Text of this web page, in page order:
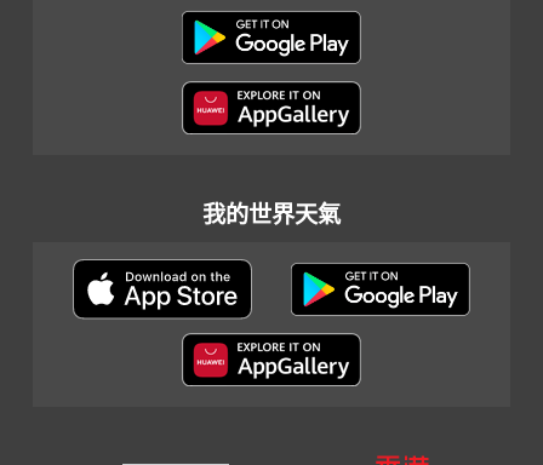
我的世界天氣